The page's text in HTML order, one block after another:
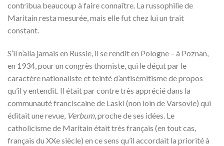
contribua beaucoup à faire connaître. La russophilie de
Maritain resta mesurée, mais elle fut chez lui un trait
constant.
S’il n’alla jamais en Russie, il se rendit en Pologne – à Poznan,
en 1934, pour un congrès thomiste, qui le déçut par le
caractère nationaliste et teinté d’antisémitisme de propos
qu’il y entendit. Il était par contre très apprécié dans la
communauté franciscaine de Laski (non loin de Varsovie) qui
éditait une revue, Verbum, proche de ses idées. Le
catholicisme de Maritain était très français (en tout cas,
français du XXe siècle) en ce sens qu’il accordait la priorité à